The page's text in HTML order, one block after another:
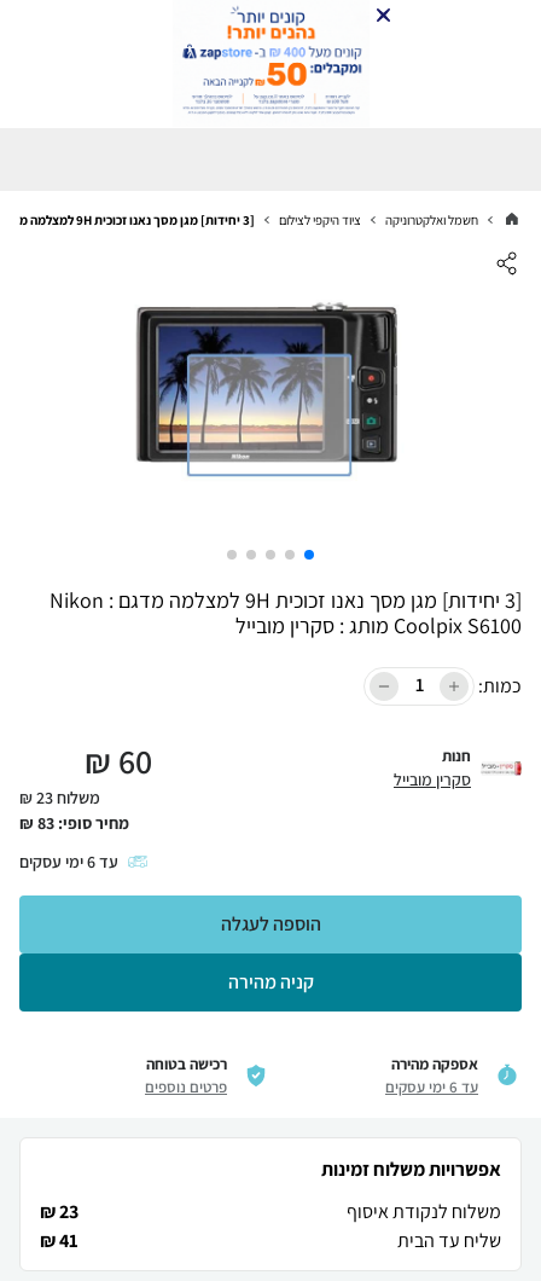
חשמל ואלקטרוניקה ציוד היקפי לצילום [3 יחידות] מגן מסך נאנו זכוכית 9H למצלמה מדגם : Nikon Coolpix S6100 מותג : סקרין מובייל
[3 יחידות] מגן מסך נאנו זכוכית 9H למצלמה מדגם : Nikon
Coolpix S6100 מותג : סקרין מובייל
כמות:
חנות
סקרין מובייל 60
₪
משלוח 23 ₪
מחיר סופי: 83
₪
עד6ימי עסקים
קניה מהירה
הוספה לעגלה
אספקה מהירה
עד 6 ימי עסקים
רכישה בטוחה
פרטים נוספים
אפשרויות משלוח זמינות
משלוח לנקודת איסוף
23 ₪
שליח עד הבית
41 ₪